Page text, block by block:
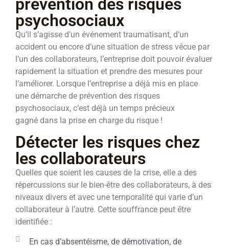
prévention des risques
psychosociaux
Qu’il s’agisse d’un événement traumatisant, d’un
accident ou encore d’une situation de stress vécue par
l’un des collaborateurs, l’entreprise doit pouvoir évaluer
rapidement la situation et prendre des mesures pour
l’améliorer. Lorsque l’entreprise a déjà mis en place
une démarche de prévention des risques
psychosociaux, c’est déjà un temps précieux
gagné dans la prise en charge du risque !
Détecter les risques chez
les collaborateurs
Quelles que soient les causes de la crise, elle a des
répercussions sur le bien-être des collaborateurs, à des
niveaux divers et avec une temporalité qui varie d’un
collaborateur à l’autre. Cette souffrance peut être
identifiée :
En cas d’absentéisme, de démotivation, de